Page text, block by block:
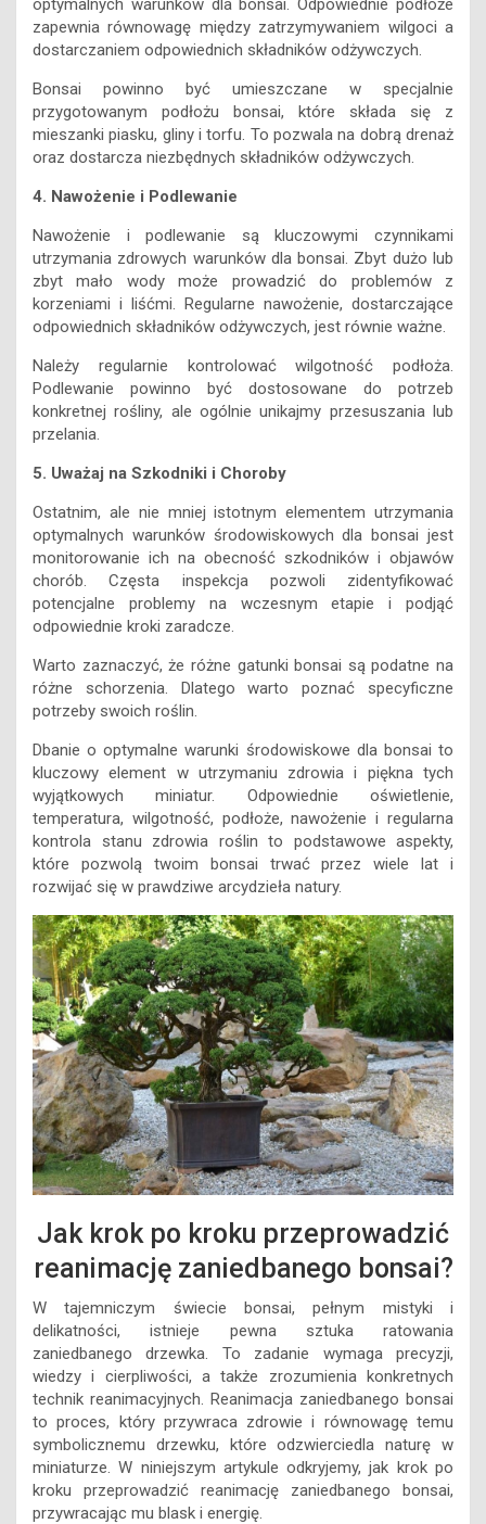
optymalnych warunków dla bonsai. Odpowiednie podłoże
zapewnia równowagę między zatrzymywaniem wilgoci a
dostarczaniem odpowiednich składników odżywczych.
Bonsai powinno być umieszczane w specjalnie
przygotowanym podłożu bonsai, które składa się z
mieszanki piasku, gliny i torfu. To pozwala na dobrą drenaż
oraz dostarcza niezbędnych składników odżywczych.
4. Nawożenie i Podlewanie
Nawożenie i podlewanie są kluczowymi czynnikami
utrzymania zdrowych warunków dla bonsai. Zbyt dużo lub
zbyt mało wody może prowadzić do problemów z
korzeniami i liśćmi. Regularne nawożenie, dostarczające
odpowiednich składników odżywczych, jest równie ważne.
Należy regularnie kontrolować wilgotność podłoża.
Podlewanie powinno być dostosowane do potrzeb
konkretnej rośliny, ale ogólnie unikajmy przesuszania lub
przelania.
5. Uważaj na Szkodniki i Choroby
Ostatnim, ale nie mniej istotnym elementem utrzymania
optymalnych warunków środowiskowych dla bonsai jest
monitorowanie ich na obecność szkodników i objawów
chorób. Częsta inspekcja pozwoli zidentyfikować
potencjalne problemy na wczesnym etapie i podjąć
odpowiednie kroki zaradcze.
Warto zaznaczyć, że różne gatunki bonsai są podatne na
różne schorzenia. Dlatego warto poznać specyficzne
potrzeby swoich roślin.
Dbanie o optymalne warunki środowiskowe dla bonsai to
kluczowy element w utrzymaniu zdrowia i piękna tych
wyjątkowych miniatur. Odpowiednie oświetlenie,
temperatura, wilgotność, podłoże, nawożenie i regularna
kontrola stanu zdrowia roślin to podstawowe aspekty,
które pozwolą twoim bonsai trwać przez wiele lat i
rozwijać się w prawdziwe arcydzieła natury.
Jak krok po kroku przeprowadzić
reanimację zaniedbanego bonsai?
W tajemniczym świecie bonsai, pełnym mistyki i
delikatności, istnieje pewna sztuka ratowania
zaniedbanego drzewka. To zadanie wymaga precyzji,
wiedzy i cierpliwości, a także zrozumienia konkretnych
technik reanimacyjnych. Reanimacja zaniedbanego bonsai
to proces, który przywraca zdrowie i równowagę temu
symbolicznemu drzewku, które odzwierciedla naturę w
miniaturze. W niniejszym artykule odkryjemy, jak krok po
kroku przeprowadzić reanimację zaniedbanego bonsai,
przywracając mu blask i energię.